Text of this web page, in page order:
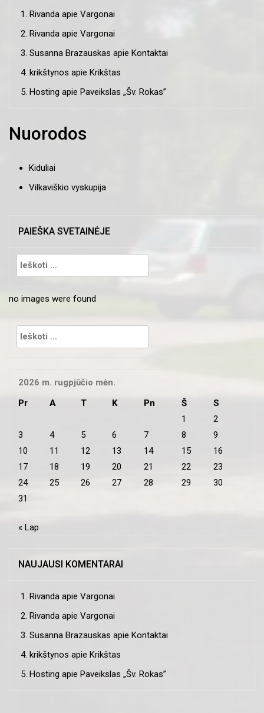
Rivanda apie Vargonai
Rivanda apie Vargonai
Susanna Brazauskas apie Kontaktai
krikštynos apie Krikštas
Hosting apie Paveikslas „Šv. Rokas”
Nuorodos
Kiduliai
Vilkaviškio vyskupija
PAIEŠKA SVETAINĖJE
Ieškoti:
no images were found
Ieškoti:
2026 m. rugpjūčio mėn.
Pr
A T K Pn Š
S
1
2
3
4 5 6 7 8
9
10
11 12 13 14 15
16
17
18 19 20 21 22
23
24
25 26 27 28 29
30
31
« Lap
NAUJAUSI KOMENTARAI
Rivanda apie Vargonai
Rivanda apie Vargonai
Susanna Brazauskas apie Kontaktai
krikštynos apie Krikštas
Hosting apie Paveikslas „Šv. Rokas”